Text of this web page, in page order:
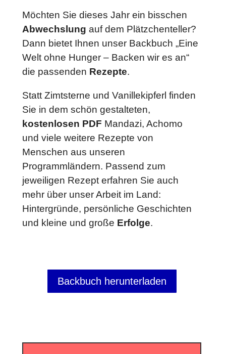
Möchten Sie dieses Jahr ein bisschen
Abwechslung auf dem Plätzchenteller?
Dann bietet Ihnen unser Backbuch „Eine
Welt ohne Hunger – Backen wir es an“
die passenden Rezepte.
Statt Zimtsterne und Vanillekipferl finden
Sie in dem schön gestalteten,
kostenlosen PDF Mandazi, Achomo
und viele weitere Rezepte von
Menschen aus unseren
Programmländern. Passend zum
jeweiligen Rezept erfahren Sie auch
mehr über unser Arbeit im Land:
Hintergründe, persönliche Geschichten
und kleine und große Erfolge.
Backbuch herunterladen